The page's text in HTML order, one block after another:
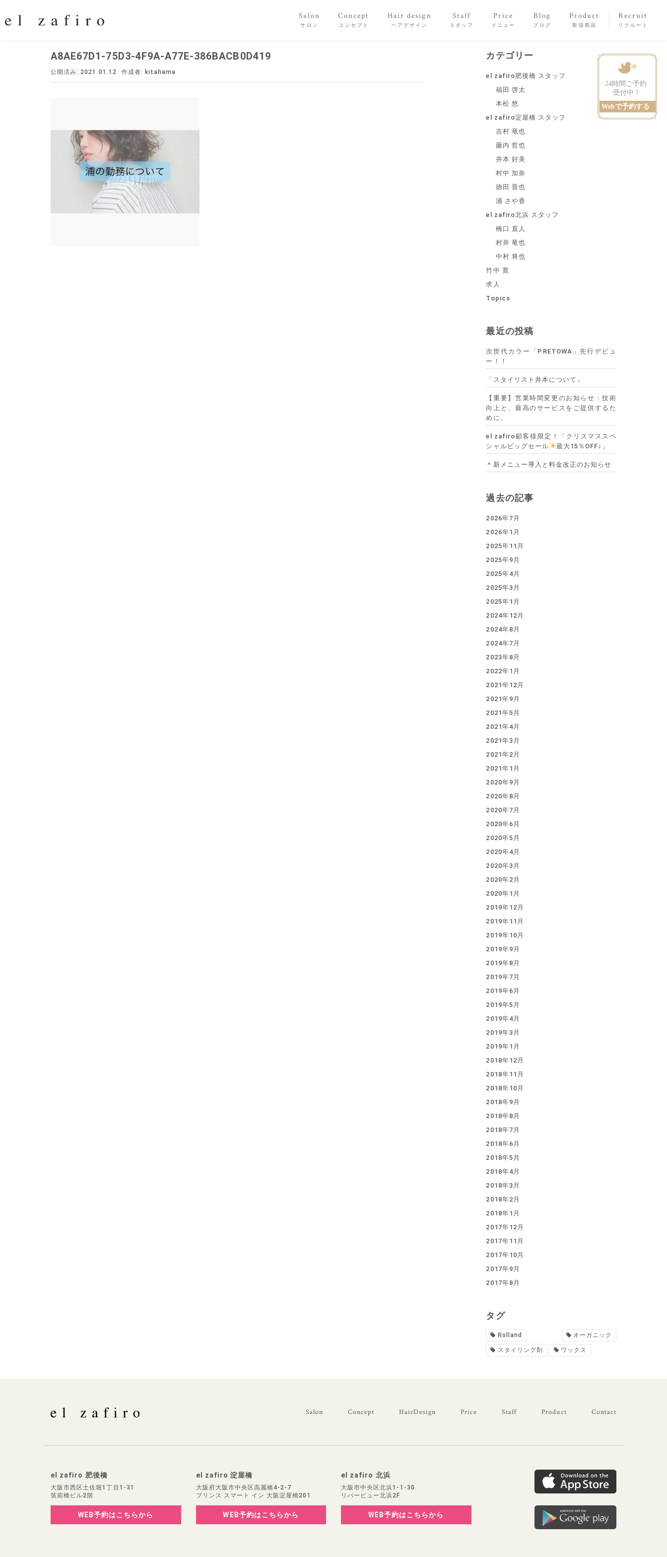
Salon
サロン
Concept
コンセプト
Hair design
ヘアデザイン
Staff
スタッフ
Price
メニュー
Blog
ブログ
Product
取扱商品
Recruit
リクルート
A8AE67D1-75D3-4F9A-A77E-386BACB0D419
公開済み: 2021.01.12 作成者: kitahama
カテゴリー
el zafiro肥後橋 スタッフ
福田 啓太
本松 悠
el zafiro淀屋橋 スタッフ
吉村 竜也
藤内 哲也
井本 好美
村中 加奈
徳田 晋也
浦 さや香
el zafiro北浜 スタッフ
橋口 直人
村井 竜也
中村 将也
竹中 寛
求人
Topics
最近の投稿
次世代カラー「PRETOWA」先行デビュ
ー！！
「スタイリスト井本について」
【重要】営業時間変更のお知らせ：技術
向上と、最高のサービスをご提供するた
めに。
el zafiro顧客様限定！「クリスマススペ
シャルビッグセール
最大15％OFF♪」
＊新メニュー導入と料金改正のお知らせ
過去の記事
2026年7月
2026年1月
2025年11月
2025年9月
2025年4月
2025年3月
2025年1月
2024年12月
2024年8月
2024年7月
2023年8月
2022年1月
2021年12月
2021年9月
2021年5月
2021年4月
2021年3月
2021年2月
2021年1月
2020年9月
2020年8月
2020年7月
2020年6月
2020年5月
2020年4月
2020年3月
2020年2月
2020年1月
2019年12月
2019年11月
2019年10月
2019年9月
2019年8月
2019年7月
2019年6月
2019年5月
2019年4月
2019年3月
2019年1月
2018年12月
2018年11月
2018年10月
2018年9月
2018年8月
2018年7月
2018年6月
2018年5月
2018年4月
2018年3月
2018年2月
2018年1月
2017年12月
2017年11月
2017年10月
2017年9月
2017年8月
タグ
Rolland オーガニック
スタイリング剤 ワックス
Salon Concept HairDesign Price Staff Product Contact
el zafiro 肥後橋
大阪市西区土佐堀1丁目1-31
筑前橋ビル2階
WEB予約はこちらから
el zafiro 淀屋橋
大阪府大阪市中央区高麗橋4-2-7
プリンス スマート イン 大阪淀屋橋201
WEB予約はこちらから
el zafiro 北浜
大阪市中央区北浜1-1-30
リバービュー北浜2F
WEB予約はこちらから